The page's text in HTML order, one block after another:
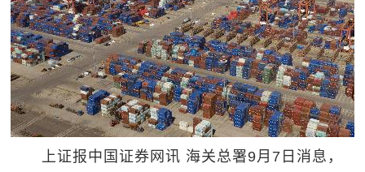
上证报中国证券网讯 海关总署9月7日消息，